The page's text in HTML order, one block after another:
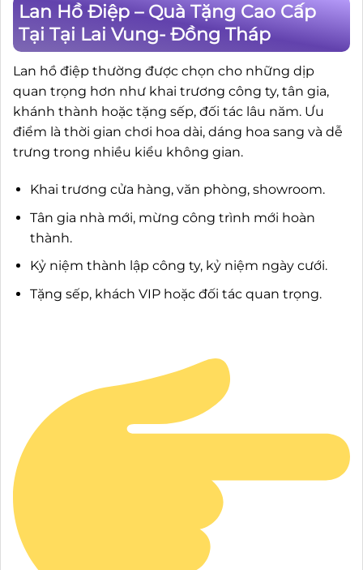
Lan Hồ Điệp – Quà Tặng Cao Cấp
Tại Tại Lai Vung- Đồng Tháp
Lan hồ điệp thường được chọn cho những dịp
quan trọng hơn như khai trương công ty, tân gia,
khánh thành hoặc tặng sếp, đối tác lâu năm. Ưu
điểm là thời gian chơi hoa dài, dáng hoa sang và dễ
trưng trong nhiều kiểu không gian.
Khai trương cửa hàng, văn phòng, showroom.
Tân gia nhà mới, mừng công trình mới hoàn
thành.
Kỷ niệm thành lập công ty, kỷ niệm ngày cưới.
Tặng sếp, khách VIP hoặc đối tác quan trọng.